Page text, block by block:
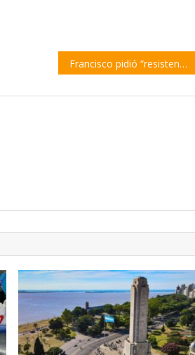
Francisco pidió “resistencia frente a un sistema que mata, excluye y destruye la dignidad humana”